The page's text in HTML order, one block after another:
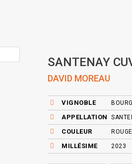
SANTENAY
DAVID MOREAU
VIGNOBLE
APPELLATION
COULEUR ROUGE
MILLÉSIME 2023